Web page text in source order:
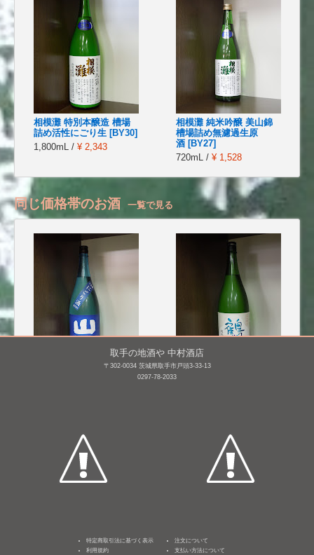
相模灘 特別本醸造 槽場
詰め活性にごり生 [BY30]
1,800mL / ¥ 2,343
相模灘 純米吟醸 美山錦
槽場詰め無濾過生原
酒 [BY27]
720mL / ¥ 1,528
同じ価格帯のお酒 一覧で見る
鶴齢 純米吟醸
取手の地酒や 中村酒店
〒302-0034 茨城県取手市戸頭3-33-13
0297-78-2033
特定商取引法に基づく表示
利用規約
注文について
支払い方法について